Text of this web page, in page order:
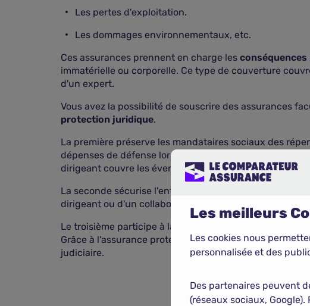
Les pertes d'exploitation.
Les dommages environnementaux, etc.
Ces assurances prennent en charge les conséquences
immatérielle ou corporelle. Ce type de couverture
d'un expert.
Vous avez la possibilité de souscrire des assurances
protection juridique.
La première préserve les mandataires sociaux des
dépenses de défense lors de procès civils, pénaux ou
dirigeant couvre les éventuelles condamnations civiles
La seconde sécurise l'entreprise en cas
dirigeant ou d'un collaborateur essentiel. L'assurance
Le troisième participe à la défense de vos intérêts en
Grâce à l'assurance protection juridique
judiciaire.
Les meilleurs
Les cookies nous
personnalisée et des
Des partenaires peuvent
(réseaux sociaux,